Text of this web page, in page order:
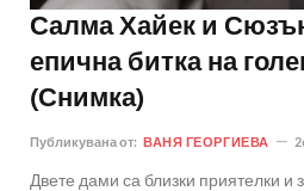
Салма Хайек и
епична битка на
(Снимка)
Публикувана от: ВАНЯ ГЕОРГИЕВА
Двете дами са близки приятелки и